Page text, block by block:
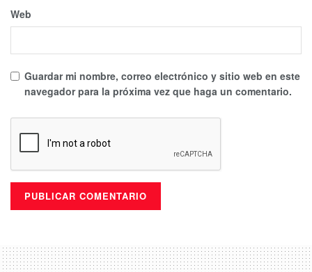
Web
Guardar mi nombre, correo electrónico y sitio web en este
navegador para la próxima vez que haga un comentario.